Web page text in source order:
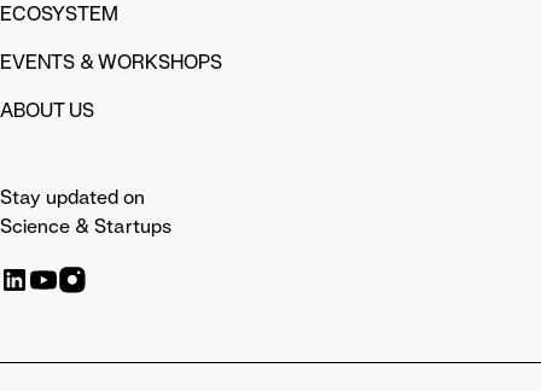
ECOSYSTEM
EVENTS & WORKSHOPS
ABOUT US
Stay updated on
Science & Startups